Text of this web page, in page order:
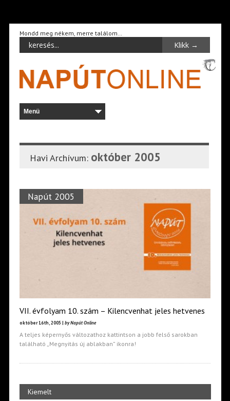
Mondd meg nékem, merre találom…
Havi Archívum: október 2005
Napút 2005
VII. évfolyam 10. szám – Kilencvenhat jeles hetvenes
október 16th, 2005 | by Napút Online
A teljes képernyős változathoz kattintson a jobb felső sarokban
található „Megnyitás új ablakban” ikonra!
Kiemelt